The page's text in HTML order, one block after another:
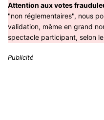
Attention aux votes
"non réglementaires", nous
validation, même en grand
spectacle participant, selon
Publicité